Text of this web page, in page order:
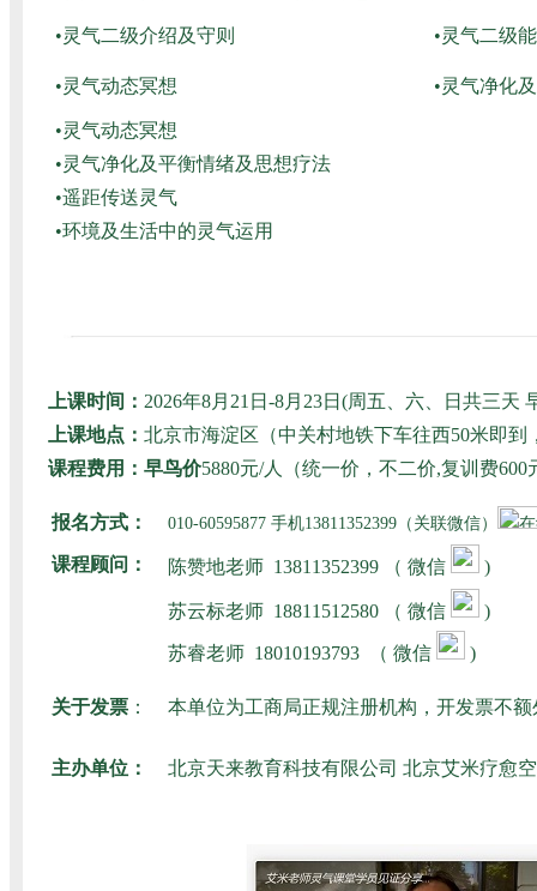
•灵气二级介绍及守则 •灵气二级
•灵气动态冥想 •灵气净化
•灵气动态冥想
•灵气净化及平衡情绪及思想疗法
•遥距传送灵气
•环境及生活中的灵气运用
上课时间： 2026年8月21日-8月23日(周五、六、日共三
上课地点： 北京市海淀区（中关村地铁下车往西50米即
课程费用：早鸟价5880元/人（统一价，不二价,复训费
报名方式： 010-60595877 手机13811352399（关联微信）
课程顾问： 陈赞地老师 13811352399 （ 微信 )
苏云标老师 18811512580 （ 微信 )
苏睿老师 18010193793 （ 微信 )
关于发票 ： 本单位为工商局正规注册机构，开发票不
主办单位： 北京天来教育科技有限公司 北京艾米疗愈